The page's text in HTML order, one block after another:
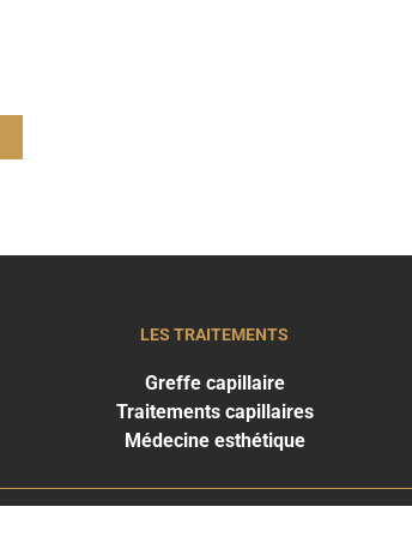
LES TRAITEMENTS
Greffe capillaire
Traitements capillaires
Médecine esthétique